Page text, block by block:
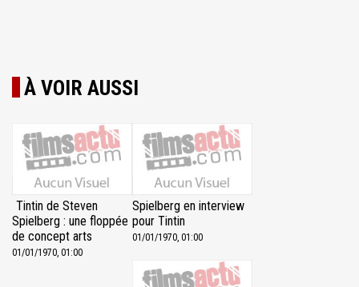
À VOIR AUSSI
Tintin de Steven
Spielberg : une floppée
de concept arts
01/01/1970, 01:00
Spielberg en interview
pour Tintin
01/01/1970, 01:00